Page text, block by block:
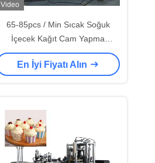
Video
65-85pcs / Min Sıcak Soğuk
İçecek Kağıt Cam Yapma
Makinesi 6KW Tek Kullanımlık
Bardak Makinesi
En İyi Fiyatı Alın